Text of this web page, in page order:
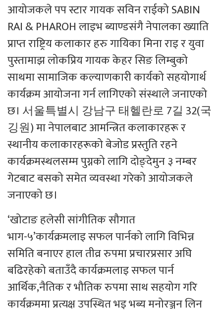
आयोजकले पप स्टार गायक सविन राईको SABIN
RAI & PHAROH लाइभ ब्याण्डसंगै नेपालका ख्याति
प्राप्त राष्ट्रिय कलाकार हरु गायिका मिना राइ र युवा
पुस्तामाझ लोकप्रिय गायक केहर सिङ लिम्बुको
साथमा सामाजिक कल्याणकारी कार्यको सहयोगार्थ
कार्यक्रम आयोजना गर्न लागिएको संस्थाले जनाएको
छ। 서울특별시 강남구 태헬란로 7길 32(국
깅원) मा नेपालबाट आमन्त्रित कलाकारहरू र
स्थानीय कलाकारहरूको बेजोड प्रस्तुति रहने
कार्यक्रमस्थलसम्म पुग्नको लागि दोङ्देमुन ३ नम्बर
गेटबाट बसको समेत व्यवस्था गरेको आयोजकले
जनाएको छ।
‘खोटाङ हलेसी सांगीतिक सौगात
भाग-५’कार्यक्रमलाइ सफल पार्नको लागि विभिन्न
समिति बनाएर हाल तीव्र रुपमा प्रचारप्रसार अघि
बढिरहेको‌ बताउँदै कार्यक्रमलाइ सफल पार्न
आर्थिक,नैतिक र भौतिक रुपमा साथ सहयोग गरि
कार्यक्रममा प्रत्यक्ष उपस्थित भइ भब्य मनोरञ्जन लिन